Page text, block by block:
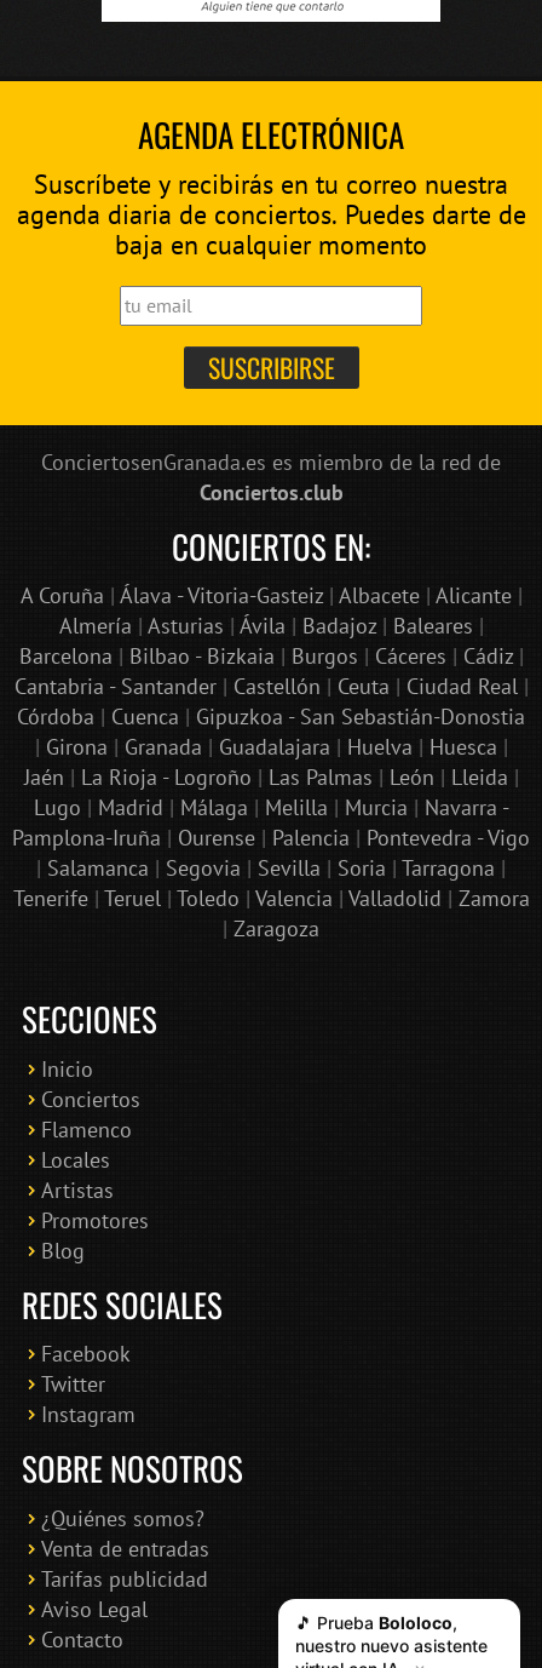
AGENDA ELECTRÓNICA
Suscríbete y recibirás en tu correo nuestra
agenda diaria de conciertos. Puedes darte de
baja en cualquier momento
ConciertosenGranada.es es miembro de la red de
Conciertos.club
CONCIERTOS EN:
A Coruña | Álava - Vitoria-Gasteiz| Albacete| Alicante|
Almería | Asturias | Ávila | Badajoz| Baleares |
Barcelona | Bilbao - Bizkaia | Burgos | Cáceres | Cádiz|
Cantabria - Santander| Castellón | Ceuta | Ciudad Real|
Córdoba | Cuenca | Gipuzkoa - San Sebastián-Donostia
| Girona | Granada | Guadalajara | Huelva | Huesca |
Jaén | La Rioja - Logroño | Las Palmas | León | Lleida |
Lugo | Madrid | Málaga | Melilla | Murcia | Navarra -
Pamplona-Iruña | Ourense | Palencia | Pontevedra - Vigo
| Salamanca | Segovia | Sevilla | Soria | Tarragona |
Tenerife| Teruel| Toledo | Valencia | Valladolid | Zamora
| Zaragoza
SECCIONES
Inicio
Conciertos
Flamenco
Locales
Artistas
Promotores
Blog
REDES SOCIALES
Facebook
Twitter
Instagram
SOBRE NOSOTROS
¿Quiénes somos?
Venta de entradas
Tarifas publicidad
Aviso Legal
Contacto
🎵 Prueba Bololoco,
nuestro nuevo asistente